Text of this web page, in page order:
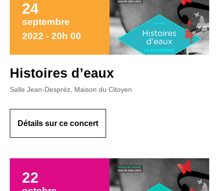
24
septembre
2022 - 20h 00
Histoires d’eaux
Salle Jean-Despréz, Maison du Citoyen
Détails sur ce concert
22